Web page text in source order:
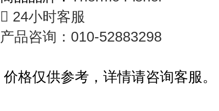
 24小时客服
产品咨询：010-52883298
价格仅供参考，详情请咨询客服。